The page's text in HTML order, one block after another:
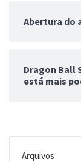
Abertura do
Dragon Ball
está mais
Arquivos